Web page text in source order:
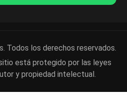
Todos los derechos reservados.
está protegido por las leyes
y propiedad intelectual.